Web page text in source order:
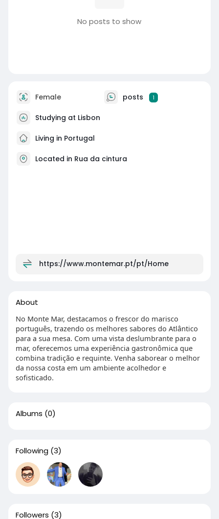
No posts to show
Female posts 1
Studying at Lisbon
Living in Portugal
Located in Rua da cintura
https://www.montemar.pt/pt/Home
About
No Monte Mar, destacamos o frescor do marisco
português, trazendo os melhores sabores do Atlântico
para a sua mesa. Com uma vista deslumbrante para o
mar, oferecemos uma experiência gastronômica que
combina tradição e requinte. Venha saborear o melhor
da nossa costa em um ambiente acolhedor e
sofisticado.
Albums (0)
Following (3)
Followers (3)